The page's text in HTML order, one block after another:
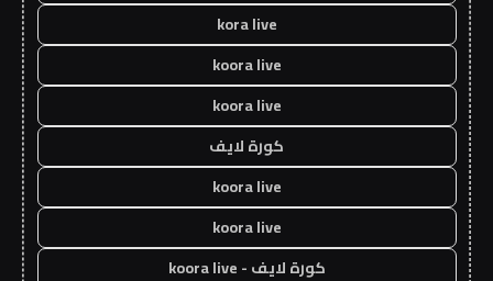
kora live
koora live
koora live
كورة لايف
koora live
koora live
كورة لايف - koora live